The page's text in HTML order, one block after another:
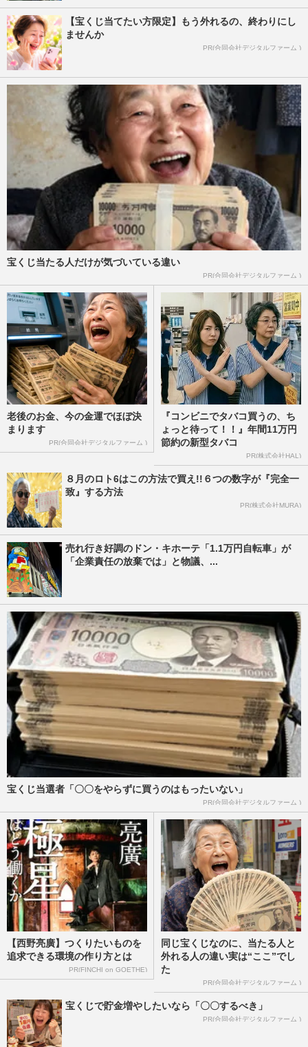
【宝くじ当てたい方限定】もう外れるの、終わりにし
ませんか
PR(合同会社デジタルファーム )
宝くじ当たる人だけが気づいている違い
PR(合同会社デジタルファーム )
老後のお金、今の金運でほぼ決
まります
PR(合同会社デジタルファーム )
『コンビニでタバコ買うの、ち
ょっと待って！！』年間11万円
節約の新型タバコ
PR(株式会社HAL)
８月のロト6はこの方法で買え!!６つの数字が『完全一
致』する方法
PR(株式会社MURA)
売れ行き好調のドン・キホーテ「1.1万円自転車」が
「企業責任の放棄では」と物議、...
宝くじ当選者「〇〇をやらずに買うのはもったいない」
PR(合同会社デジタルファーム )
【西野亮廣】つくりたいものを
追求できる環境の作り方とは
PR(FINCHI on GOETHE)
同じ宝くじなのに、当たる人と
外れる人の違い実は“ここ”でし
た
PR(合同会社デジタルファーム )
宝くじで貯金増やしたいなら「〇〇するべき」
PR(合同会社デジタルファーム )